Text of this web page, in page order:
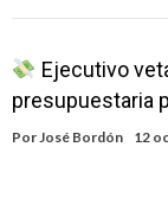
Ejecutivo
presupuestaria
PorJosé Bordón 12